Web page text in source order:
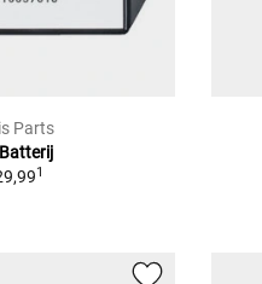
Parts
1